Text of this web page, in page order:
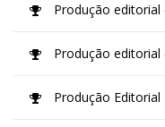
Produção editorial
Produção editorial
Produção Editorial